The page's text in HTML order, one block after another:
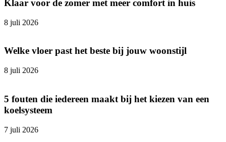
Klaar voor de zomer met meer comfort in huis
8 juli 2026
Welke vloer past het beste bij jouw woonstijl
8 juli 2026
5 fouten die iedereen maakt bij het kiezen van een
koelsysteem
7 juli 2026